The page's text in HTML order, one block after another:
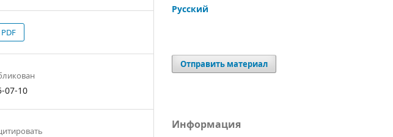
PDF
07-10
Русский
Отправить материал
Информация